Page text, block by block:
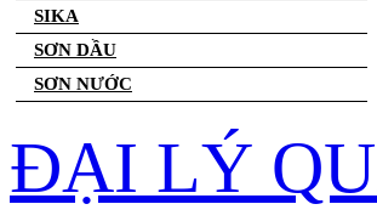
SIKA
SƠN DẦU
SƠN NƯỚC
ĐẠI LÝ